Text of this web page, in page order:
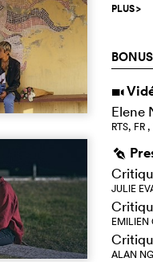
PLUS>
BONUS
i
Elene
RTS, FR ,
g
JULIE
EMILIEN
ALAN NG